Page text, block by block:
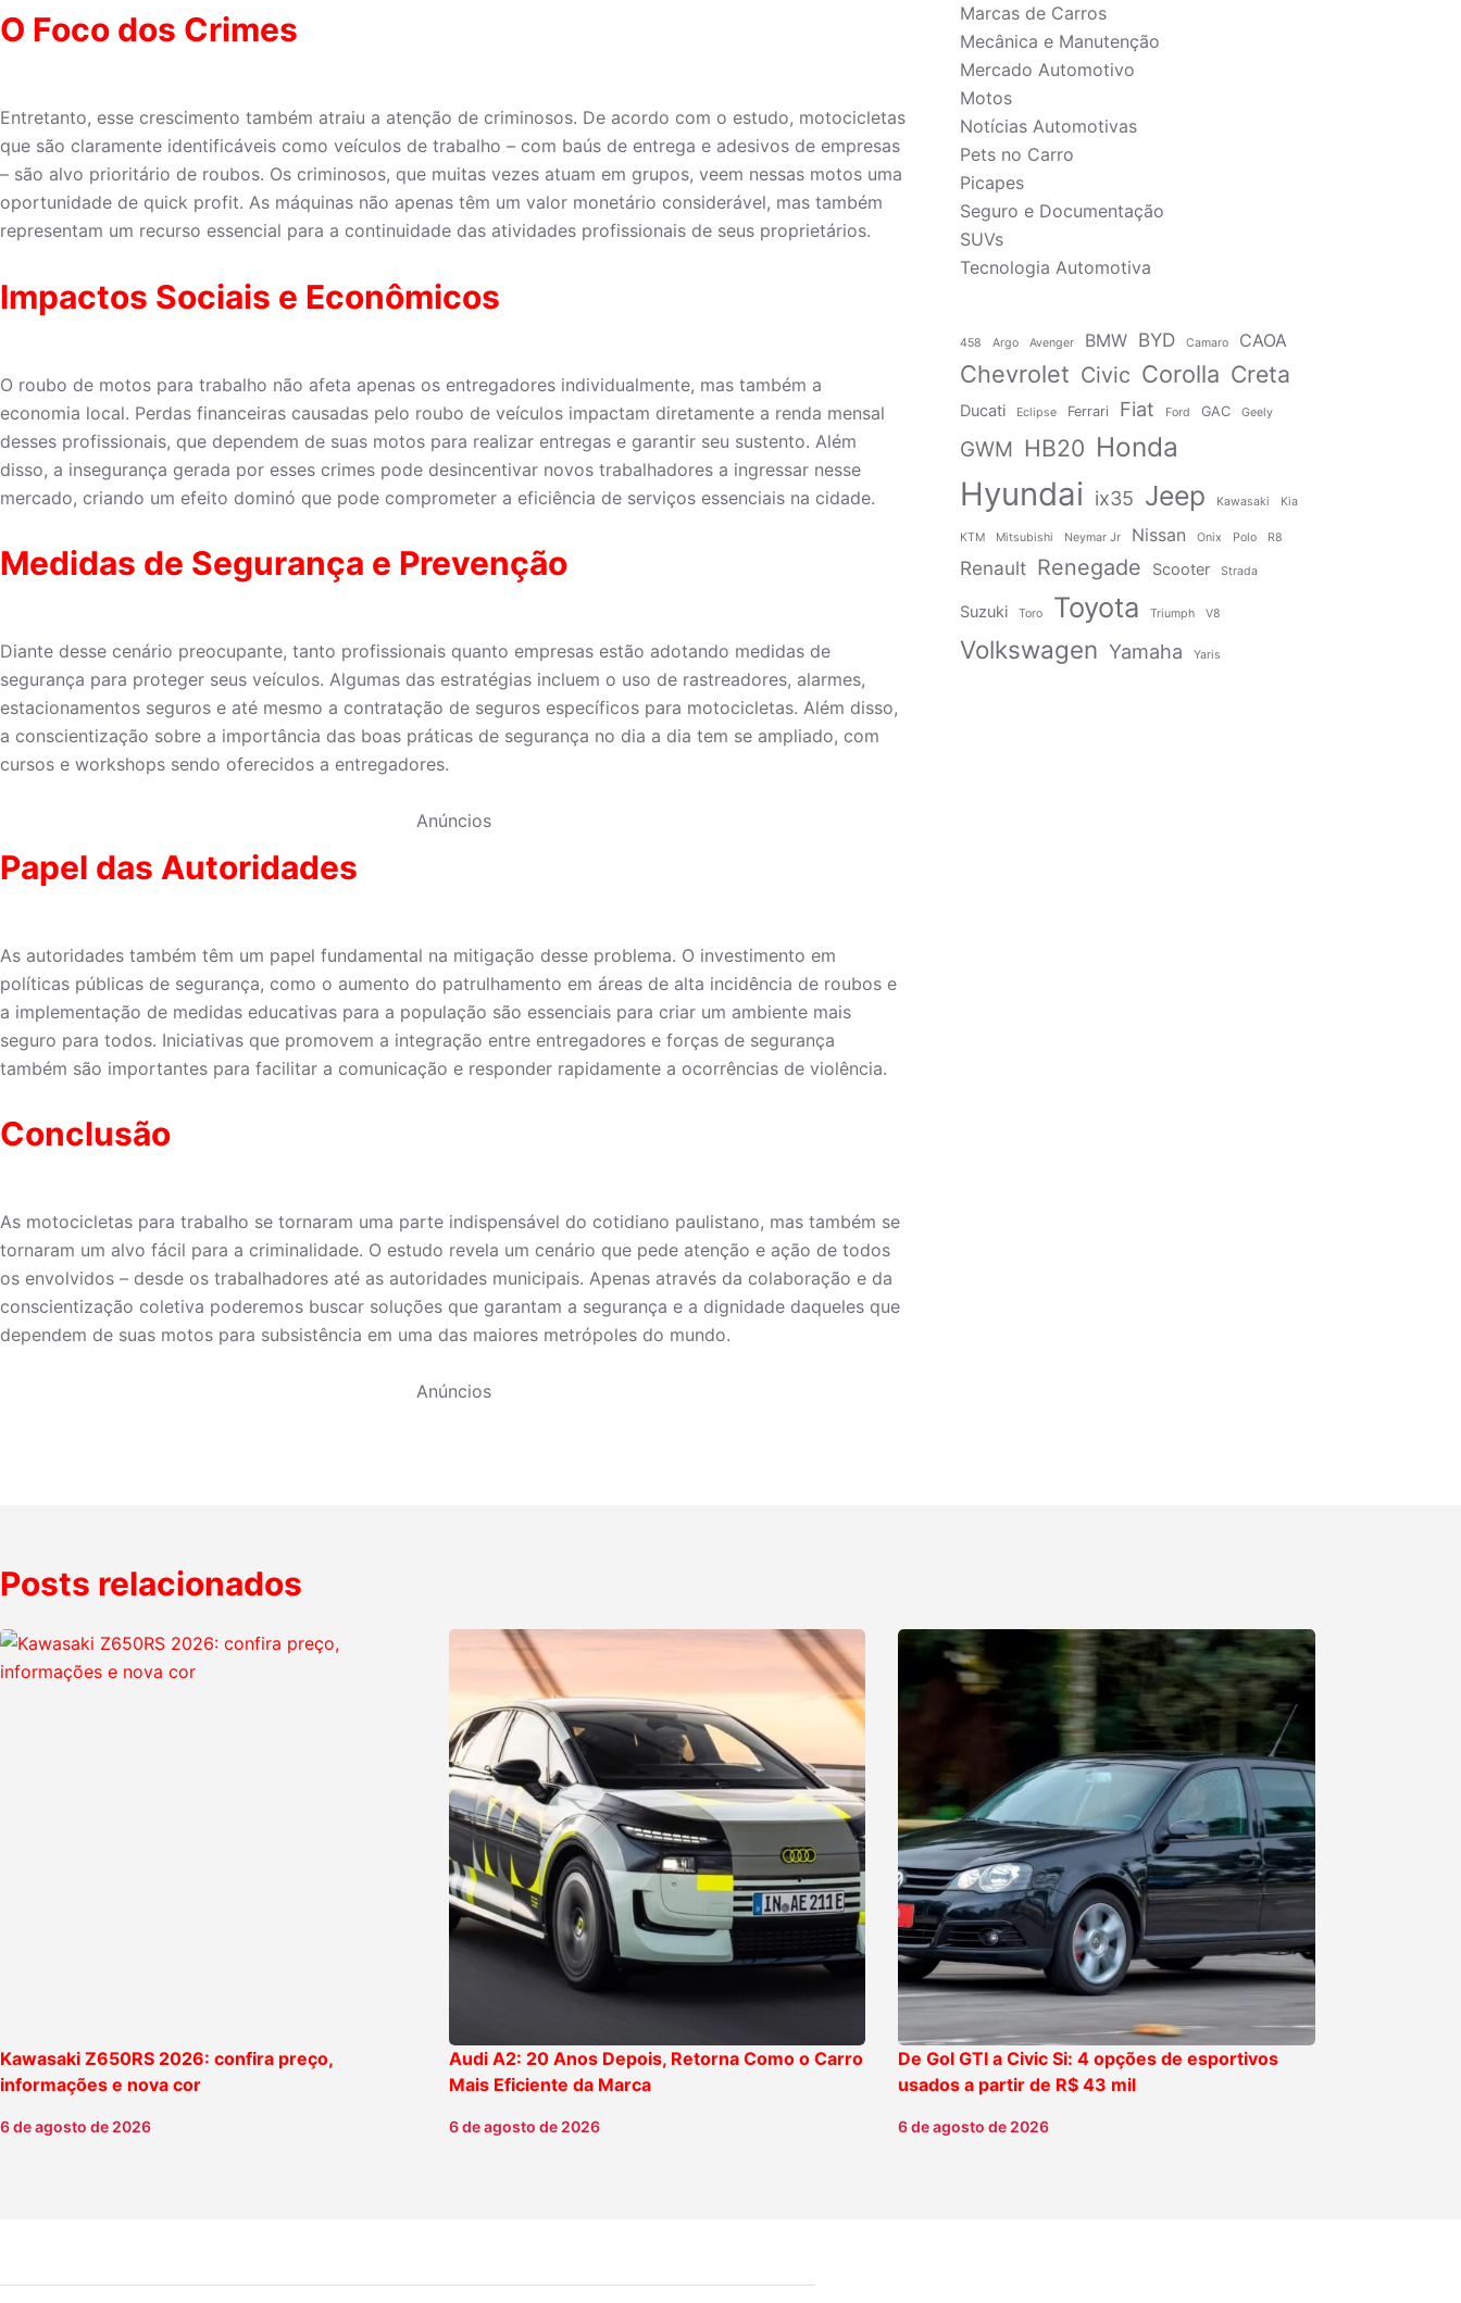
O Foco dos Crimes
Entretanto, esse crescimento também atraiu a atenção de criminosos. De acordo com o estudo, motocicletas
que são claramente identificáveis como veículos de trabalho – com baús de entrega e adesivos de empresas
– são alvo prioritário de roubos. Os criminosos, que muitas vezes atuam em grupos, veem nessas motos uma
oportunidade de quick profit. As máquinas não apenas têm um valor monetário considerável, mas também
representam um recurso essencial para a continuidade das atividades profissionais de seus proprietários.
Impactos Sociais e Econômicos
O roubo de motos para trabalho não afeta apenas os entregadores individualmente, mas também a
economia local. Perdas financeiras causadas pelo roubo de veículos impactam diretamente a renda mensal
desses profissionais, que dependem de suas motos para realizar entregas e garantir seu sustento. Além
disso, a insegurança gerada por esses crimes pode desincentivar novos trabalhadores a ingressar nesse
mercado, criando um efeito dominó que pode comprometer a eficiência de serviços essenciais na cidade.
Medidas de Segurança e Prevenção
Diante desse cenário preocupante, tanto profissionais quanto empresas estão adotando medidas de
segurança para proteger seus veículos. Algumas das estratégias incluem o uso de rastreadores, alarmes,
estacionamentos seguros e até mesmo a contratação de seguros específicos para motocicletas. Além disso,
a conscientização sobre a importância das boas práticas de segurança no dia a dia tem se ampliado, com
cursos e workshops sendo oferecidos a entregadores.
Anúncios
Papel das Autoridades
As autoridades também têm um papel fundamental na mitigação desse problema. O investimento em
políticas públicas de segurança, como o aumento do patrulhamento em áreas de alta incidência de roubos e
a implementação de medidas educativas para a população são essenciais para criar um ambiente mais
seguro para todos. Iniciativas que promovem a integração entre entregadores e forças de segurança
também são importantes para facilitar a comunicação e responder rapidamente a ocorrências de violência.
Conclusão
As motocicletas para trabalho se tornaram uma parte indispensável do cotidiano paulistano, mas também se
tornaram um alvo fácil para a criminalidade. O estudo revela um cenário que pede atenção e ação de todos
os envolvidos – desde os trabalhadores até as autoridades municipais. Apenas através da colaboração e da
conscientização coletiva poderemos buscar soluções que garantam a segurança e a dignidade daqueles que
dependem de suas motos para subsistência em uma das maiores metrópoles do mundo.
Anúncios
Marcas de Carros
Mecânica e Manutenção
Mercado Automotivo
Motos
Notícias Automotivas
Pets no Carro
Picapes
Seguro e Documentação
SUVs
Tecnologia Automotiva
458 Argo Avenger BMW BYD Camaro CAOA
Chevrolet Civic Corolla Creta
Ducati Eclipse Ferrari Fiat Ford GAC Geely
GWM HB20 Honda
Hyundai ix35 Jeep Kawasaki Kia
KTM Mitsubishi Neymar Jr Nissan Onix Polo R8
Renault Renegade Scooter Strada
Suzuki Toro Toyota Triumph V8
Volkswagen Yamaha Yaris
Posts relacionados
Kawasaki Z650RS 2026: confira preço,
informações e nova cor
6 de agosto de 2026
Audi A2: 20 Anos Depois, Retorna Como o Carro
Mais Eficiente da Marca
6 de agosto de 2026
De Gol GTI a Civic Si: 4 opções de esportivos
usados a partir de R$ 43 mil
6 de agosto de 2026